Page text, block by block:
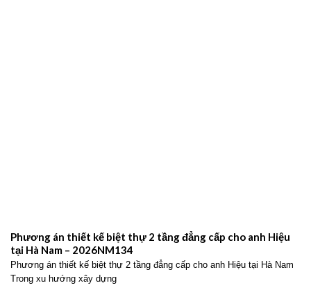
Phương án thiết kế biệt thự 2 tầng đẳng cấp cho anh Hiệu
tại Hà Nam – 2026NM134
Phương án thiết kế biệt thự 2 tầng đẳng cấp cho anh Hiệu tại Hà Nam
Trong xu hướng xây dựng